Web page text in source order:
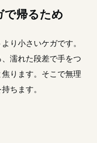
で帰るため
り小さいケガです。
濡れた段差で手をつ
ります。そこで無理
ちます。